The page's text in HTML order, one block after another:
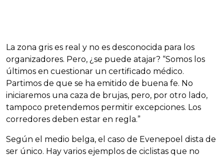
La zona gris es real y no es desconocida para los
organizadores. Pero, ¿se puede atajar? “Somos los
últimos en cuestionar un certificado médico.
Partimos de que se ha emitido de buena fe. No
iniciaremos una caza de brujas, pero, por otro lado,
tampoco pretendemos permitir excepciones. Los
corredores deben estar en regla.”
Según el medio belga, el caso de Evenepoel dista de
ser único. Hay varios ejemplos de ciclistas que no